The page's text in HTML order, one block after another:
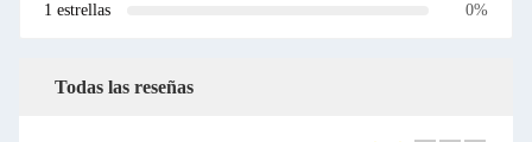
1 estrellas
0%
Todas las reseñas